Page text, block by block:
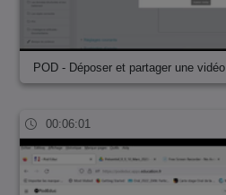
POD - Déposer et partager une vidéo
00:06:01